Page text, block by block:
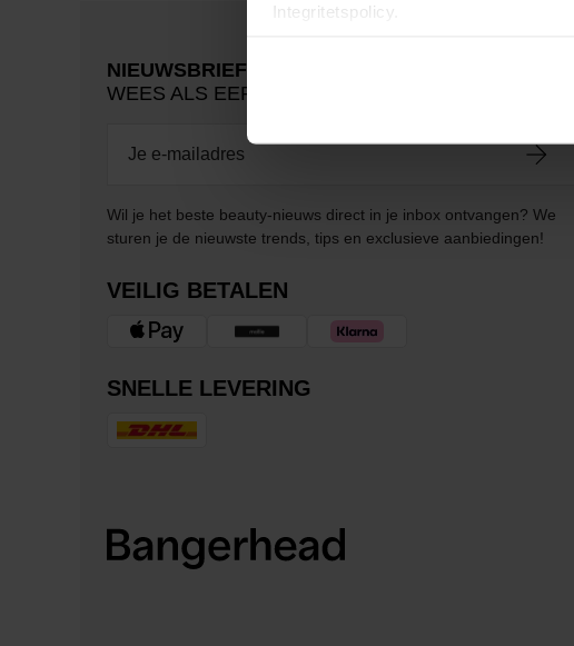
Integritetspolicy.
NIEUWSBRIEF
WEES ALS EERSTE OP DE HOOGTE
Wil je het beste beauty-nieuws direct in je inbox ontvangen? We
sturen je de nieuwste trends, tips en exclusieve aanbiedingen!
VEILIG BETALEN
SNELLE LEVERING